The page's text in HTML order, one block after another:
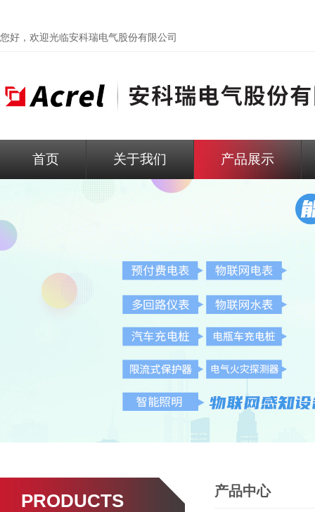
您好，欢迎光临安科瑞电气股份有限公司
首页 关于我们 产品展示
PRODUCTS 产品中心